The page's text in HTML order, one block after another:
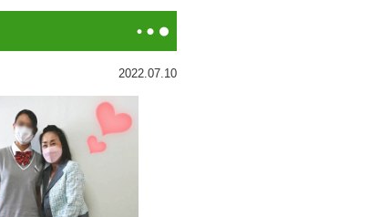
2022.07.10